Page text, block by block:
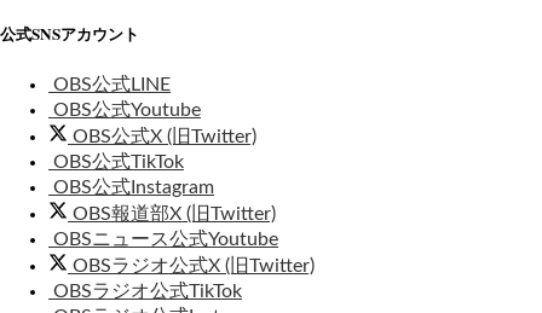
公式SNSアカウント
OBS公式LINE
OBS公式Youtube
OBS公式X (旧Twitter)
OBS公式TikTok
OBS公式Instagram
OBS報道部X (旧Twitter)
OBSニュース公式Youtube
OBSラジオ公式X (旧Twitter)
OBSラジオ公式TikTok